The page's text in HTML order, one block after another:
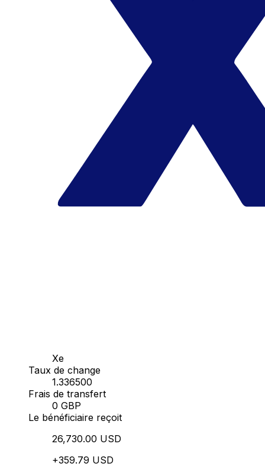
Xe
Taux de change
1.336500
Frais de transfert
0 GBP
Le bénéficiaire reçoit
26,730.00 USD
+359.79 USD